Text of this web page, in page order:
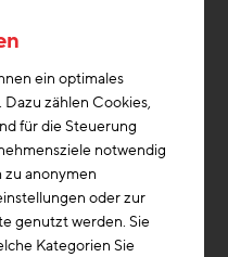
-
Alpines
ein optimales
zählen Cookies,
für die Steuerung
notwendig
zu anonymen
oder zur
genutzt werden. Sie
Kategorien Sie